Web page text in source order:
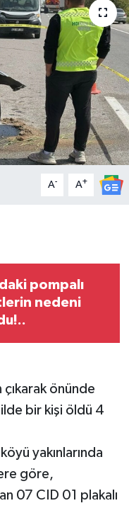
A- A+
pompalı
nedeni
önünde
bir kişi öldü 4
yakınlarında
göre,
07 CID 01 plakalı